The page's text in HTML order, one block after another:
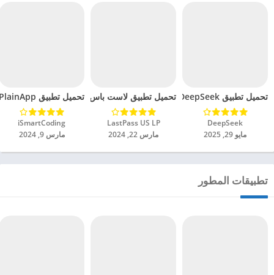
تحميل تطبيق DeepSeek مهكر للاندرويد 2025
DeepSeek‏
مايو 29, 2025
تحميل تطبيق لاست باس LastPass Password Manager مهكر للاندرويد 2024
LastPass US LP‏
مارس 22, 2024
تحميل تطبيق PlainApp مهكر للاندرويد 2024
iSmartCoding‏
مارس 9, 2024
تطبيقات المطور